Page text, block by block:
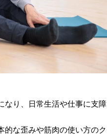
り、日常生活や仕事に支
な歪みや筋肉の使い方の